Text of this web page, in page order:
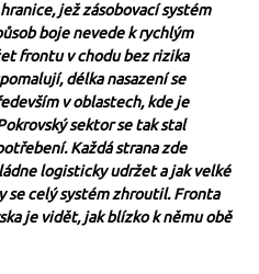
jež zásobovací systém
boje nevede k rychlým
frontu v chodu bez rizika
délka nasazení se
v oblastech, kde je
sektor se tak stal
Každá strana zde
logisticky udržet a jak velké
se celý systém zhroutil. Fronta
je vidět, jak blízko k němu obě